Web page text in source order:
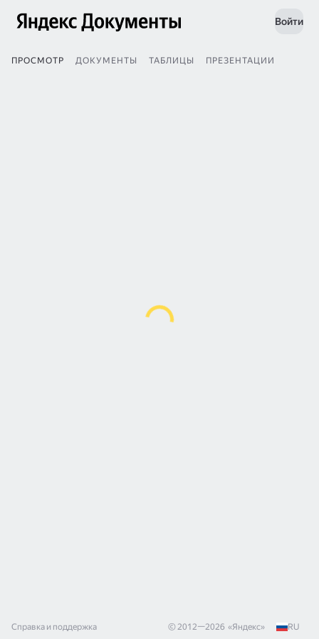
Войти
ПРОСМОТР ДОКУМЕНТЫ ТАБЛИЦЫ ПРЕЗЕНТАЦИИ
Справка и поддержка © 2012—2026 «Яндекс» RU